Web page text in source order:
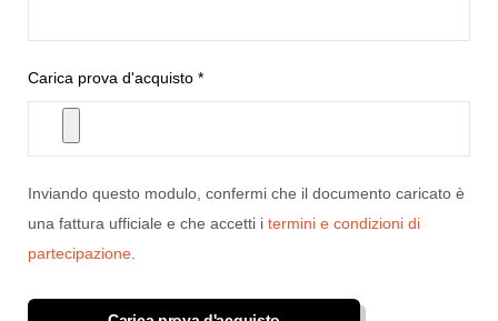
Carica prova d'acquisto *
Inviando questo modulo, confermi che il documento caricato è
una fattura ufficiale e che accetti i termini e condizioni di
partecipazione.